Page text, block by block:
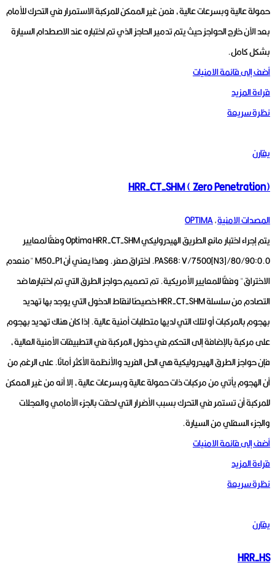
حمولة عالية وبسرعات عالية، فمن غير الممكن للمركبة الاستمرار في التحرك للأمام
بعد الآن خارج الحواجز حيث يتم تدمير الحاجز الذي تم اختباره عند الاصطدامالسيارة
بشكل كامل.
أضف إلى قائمة الامنيات
قراءة المزيد
نظرة سريعة
يقارن
HRR-CT-SHM ( Zero Penetration)
المصدات الامنية,
OPTIMA
يتم إجراء اختبار مانع الطريق الهيدروليكي Optima HRR-CT-SHM وفقًا لمعايير
PAS68: V/7500[N3]/80/90:0.0. اختراق صفر.
وهذا يعني أن M50-P1 "منعدم
الاختراق" وفقًا للمعايير الأمريكية.تم تصميم حواجز الطرق التي تم اختبارها ضد
التصادم من سلسلة HRR-CT-SHM خصيصًا لنقاط الدخول التي يوجد بها تهديد
بهجوم بالمركبات أو لتلك التي لديها متطلبات أمنية عالية.إذا كان هناك تهديد بهجوم
على مركبة بالإضافة إلى التحكم في دخول المركبة في التطبيقات الأمنية العالية،
فإن حواجز الطرق الهيدروليكية هي الحل الفريد والأنظمة الأكثر أمانًا.على الرغم من
أن الهجوم يأتي من مركبات ذات حمولة عالية وبسرعات عالية، إلا أنه من غير الممكن
للمركبة أن تستمر في التحرك بسبب الأضرار التي لحقت بالجزء الأمامي والعجلات
والجزء السفلي من السيارة.
أضف إلى قائمة الامنيات
قراءة المزيد
نظرة سريعة
يقارن
HRR-HS